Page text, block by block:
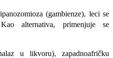
(gambienze), leci se
alternativa, primenjuje se
u likvoru), zapadnoafričku